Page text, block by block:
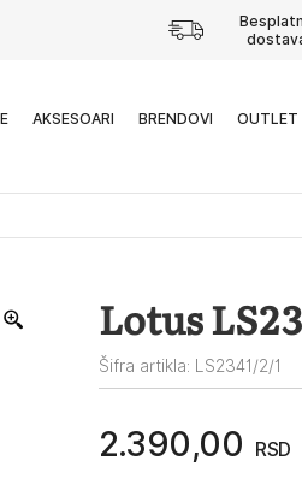
AKSESOARI BRENDOVI OUTLET
Lotus
Šifra artikla: LS2341/2/1
2.390,00 RSD